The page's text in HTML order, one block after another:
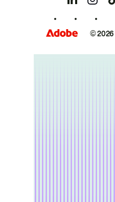
©